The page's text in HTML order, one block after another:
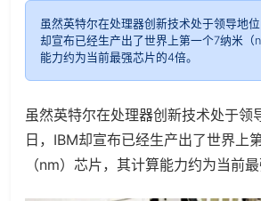
虽然英特尔在处理器创新技术处于领导地
却宣布已经生产出了世界上第一个7纳米（
能力约为当前最强芯片的4倍。
虽然英特尔在处理器创新技术处于领
日，IBM却宣布已经生产出了世界上
（nm）芯片，其计算能力约为当前最